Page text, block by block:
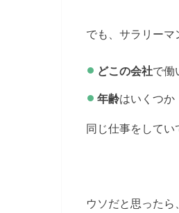
でも、サラリーマ
どこの会社で働
年齢はいくつか
同じ仕事をしてい
ウソだと思った